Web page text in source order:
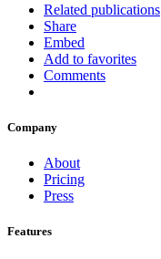
Related publications
Share
Embed
Add to favorites
Comments
Company
About
Pricing
Press
Features